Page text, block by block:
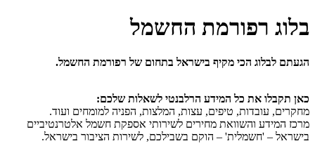
בלוג רפורמת החשמל
הגעתם לבלוג הכי מקיף בישראל בתחום של רפורמת החשמל.
כאן תקבלו את כל המידע הרלבנטי לשאלות שלכם:
מחקרים, עובדות, טיפים, עצות, המלצות, הפניה למומחים ועוד.
מרכז המידע והשוואת מחירים לשירותי אספקת חשמל אלטרנטיביים
בישראל – 'חשמלית' – הוקם בשבילכם, לשירות הציבור בישראל.